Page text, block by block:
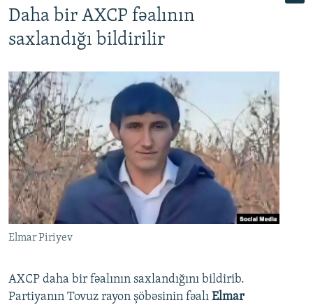
Daha bir AXCP fəalının
saxlandığı bildirilir
Elmar Piriyev
AXCP daha bir fəalının saxlandığını bildirib.
Partiyanın Tovuz rayon şöbəsinin fəalı Elmar